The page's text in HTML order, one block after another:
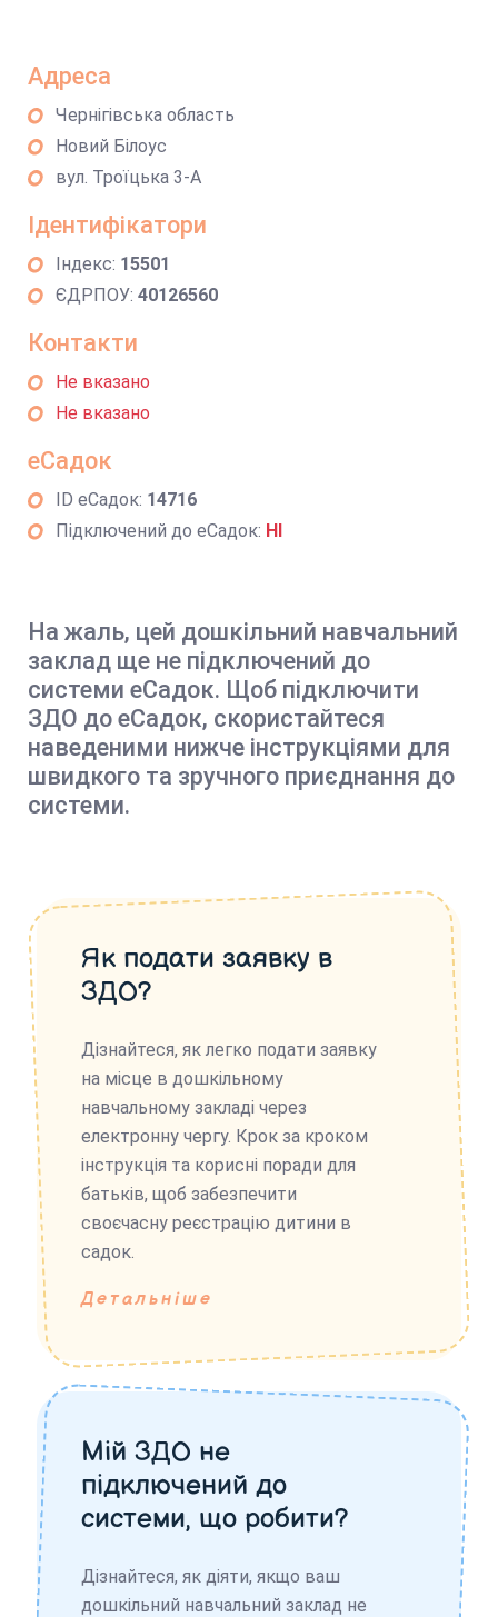
Адреса
Чернігівська область
Новий Білоус
вул. Троїцька 3-А
Ідентифікатори
Індекс: 15501
ЄДРПОУ: 40126560
Контакти
Не вказано
Не вказано
еСадок
ID еСадок: 14716
Підключений до еСадок: НІ
На жаль, цей дошкільний навчальний
заклад ще не підключений до
системи еСадок. Щоб підключити
ЗДО до еСадок, скористайтеся
наведеними нижче інструкціями для
швидкого та зручного приєднання до
системи.
Як подати заявку в
ЗДО?
Дізнайтеся, як легко подати заявку
на місце в дошкільному
навчальному закладі через
електронну чергу. Крок за кроком
інструкція та корисні поради для
батьків, щоб забезпечити
своєчасну реєстрацію дитини в
садок.
Детальніше
Мій ЗДО не
підключений до
системи, що робити?
Дізнайтеся, як діяти, якщо ваш
дошкільний навчальний заклад не